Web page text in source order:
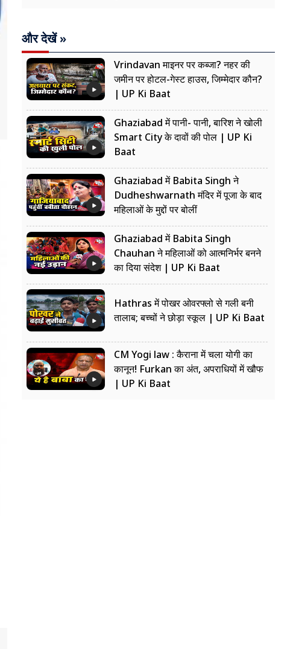
और देखें »
Vrindavan माइनर पर कब्जा? नहर की
जमीन पर होटल-गेस्ट हाउस, जिम्मेदार कौन?
| UP Ki Baat
Ghaziabad में पानी- पानी, बारिश ने खोली
Smart City के दावों की पोल | UP Ki
Baat
Ghaziabad में Babita Singh ने
Dudheshwarnath मंदिर में पूजा के बाद
महिलाओं के मुद्दों पर बोलीं
Ghaziabad में Babita Singh
Chauhan ने महिलाओं को आत्मनिर्भर बनने
का दिया संदेश | UP Ki Baat
Hathras में पोखर ओवरफ्लो से गली बनी
तालाब; बच्चों ने छोड़ा स्कूल | UP Ki Baat
CM Yogi law : कैराना में चला योगी का
कानून! Furkan का अंत, अपराधियों में खौफ
| UP Ki Baat